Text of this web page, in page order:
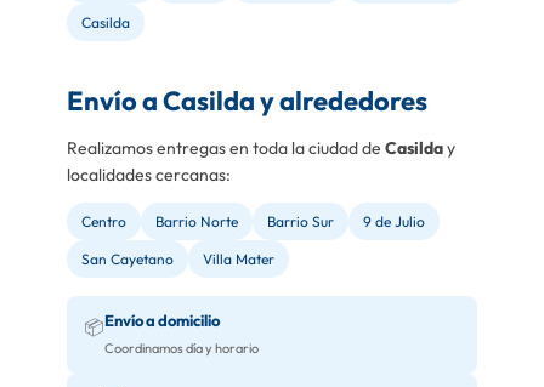
Casilda
Envío a Casilda y alrededores
Realizamos entregas en toda la ciudad de Casilday
localidades cercanas:
Centro Barrio Norte Barrio Sur 9 de Julio
San Cayetano Villa Mater
📦Envío a domicilio
Coordinamos día y horario